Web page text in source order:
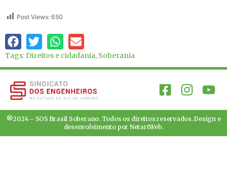
Post Views: 650
Tags:Direitos e cidadania, Soberania
®2024 – SOS Brasil Soberano. Todos os direitos reservados. Design e
desenvolvimento por NetartWeb.